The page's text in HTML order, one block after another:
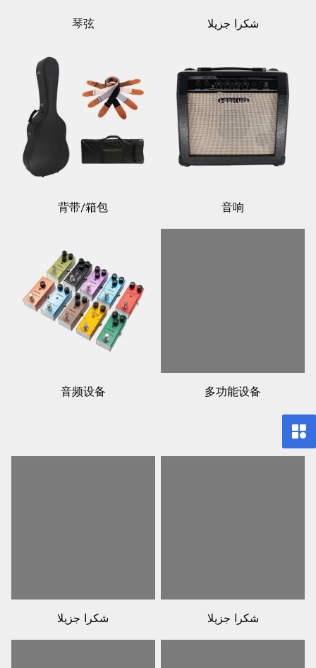
琴弦 شكرا جزيلا
背带/箱包 音响
音频设备 多功能设备
شكرا جزيلا شكرا جزيلا